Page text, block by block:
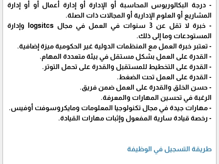
- درجة البكالوريوس المحاسبة أو الإدارة أو إدارة أعمال أو أو إدارة
المشاريع أو العلوم الإدارية أو المجالات ذات الصلة.
- خبرة لا تقل عن 3 سنوات في العمل في مجال logsitcs وإدارة
المستودعات وما إلى ذلك.
- تعتبر خبرة العمل مع المنظمات الدولية غير الحكومية ميزة إضافية.
- القدرة على العمل بشكل مستقل في بيئة متعددة المهام.
- القدرة على التخطيط للمستقبل والقدرة على تحمل التوتر.
- القدرة على العمل تحت الضغط.
- حسن الخلق والقدرة على العمل ضمن فريق.
الرغبة في تحسين المهارات والمعرفة.
- مهارات جيدة في مجال تكنولوجيا المعلومات ومايكروسوفت أوفيس.
- رخصة قيادة سارية المفعول وإثبات مهارات القيادة.
طريقة التسجيل في الوظيفة